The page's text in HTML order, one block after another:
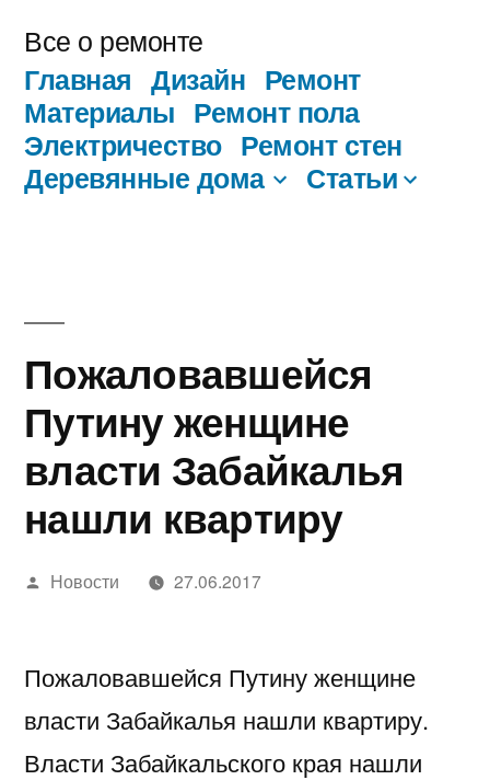
содержимому
Все о ремонте
Главная Дизайн Ремонт
Материалы Ремонт пола
Электричество Ремонт стен
Деревянные дома
Статьи
Пожаловавшейся
Путину женщине
власти Забайкалья
нашли квартиру
Написано
Новости 27.06.2017
Пожаловавшейся Путину женщине
власти Забайкалья нашли квартиру.
Власти Забайкальского края нашли